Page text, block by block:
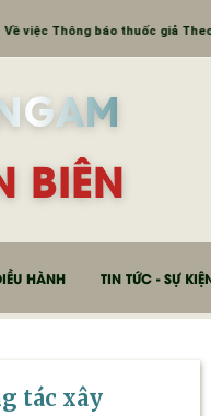
- release tablet
BIÊN
HÀNH TIN TỨC - SỰ
tác xây